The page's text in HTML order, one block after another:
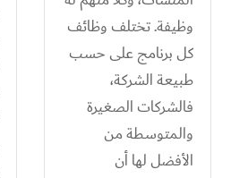
وظيفة. تختلف وظائف
كل برنامج على حسب
طبيعة الشركة،
فالشركات الصغيرة
والمتوسطة من
الأفضل لها أن